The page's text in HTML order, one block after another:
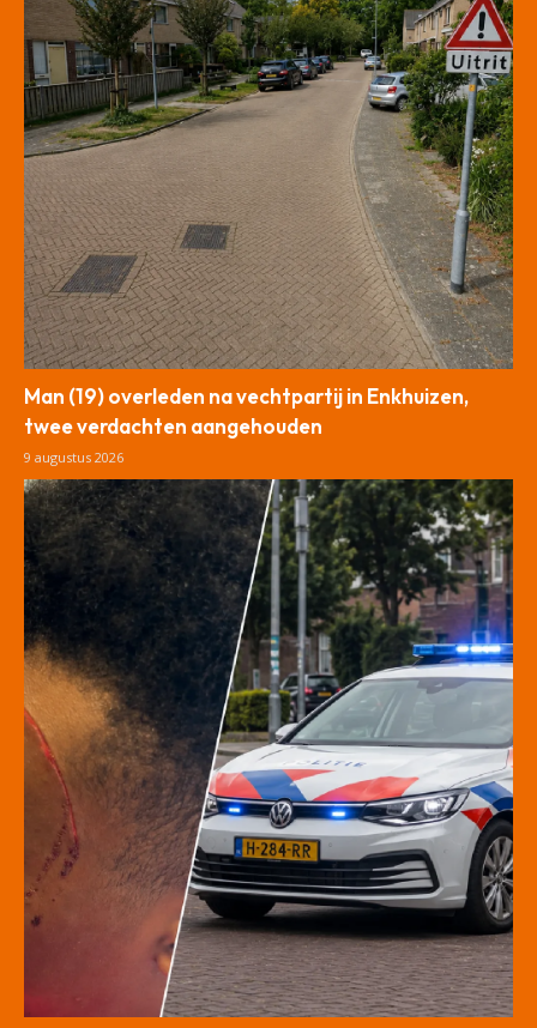
Man (19) overleden na vechtpartij in Enkhuizen,
twee verdachten aangehouden
9 augustus 2026